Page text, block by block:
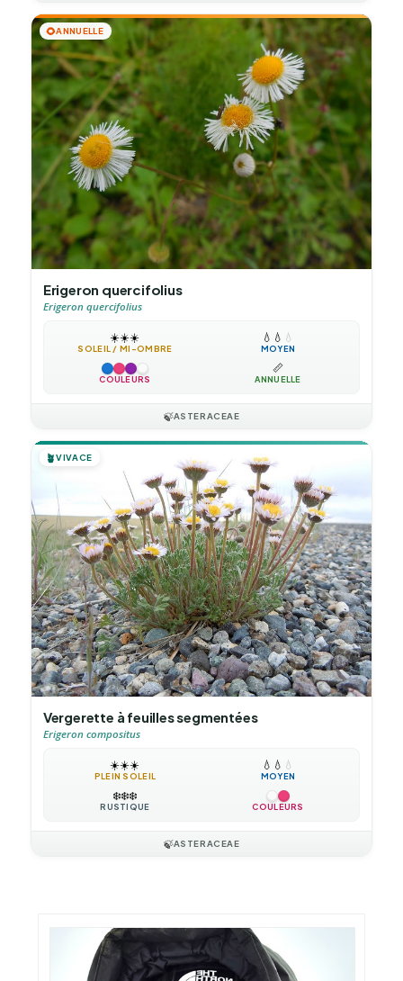
🌻ANNUELLE
Erigeron quercifolius
Erigeron quercifolius
☀️☀️☀️
SOLEIL / MI-OMBRE
💧 💧 💧
MOYEN
COULEURS
📏
ANNUELLE
🍃ASTERACEAE
🪴VIVACE
Vergerette à feuilles segmentées
Erigeron compositus
☀️☀️☀️
PLEIN SOLEIL
💧 💧 💧
MOYEN
❄️❄️❄️
RUSTIQUE COULEURS
🍃ASTERACEAE